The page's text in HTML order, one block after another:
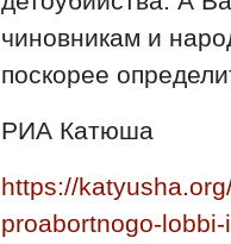
чиновникам и
поскорее
РИА Катюша
https://
proabortnogo-